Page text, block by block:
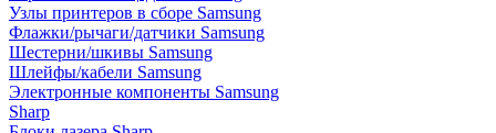
Узлы принтеров в сборе Samsung
Флажки/рычаги/датчики Samsung
Шестерни/шкивы Samsung
Шлейфы/кабели Samsung
Электронные компоненты Samsung
Sharp